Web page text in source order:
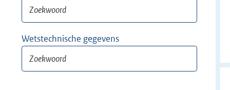
Wetstechnische gegevens